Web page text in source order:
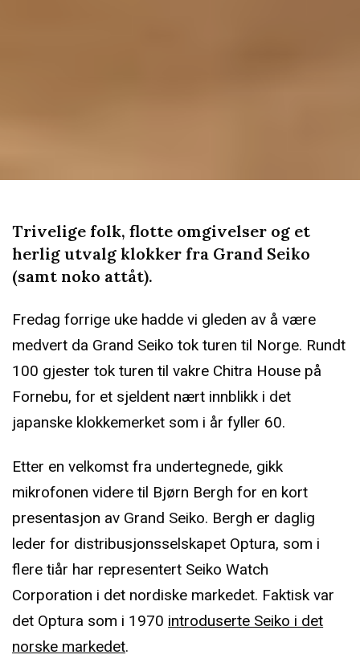
Trivelige folk, flotte omgivelser og et
herlig utvalg klokker fra Grand Seiko
(samt noko attåt).
Fredag forrige uke hadde vi gleden av å være
medvert da Grand Seiko tok turen til Norge. Rundt
100 gjester tok turen til vakre Chitra House på
Fornebu, for et sjeldent nært innblikk i det
japanske klokkemerket som i år fyller 60.
Etter en velkomst fra undertegnede, gikk
mikrofonen videre til Bjørn Bergh for en kort
presentasjon av Grand Seiko. Bergh er daglig
leder for distribusjonsselskapet Optura, som i
flere tiår har representert Seiko Watch
Corporation i det nordiske markedet. Faktisk var
det Optura som i 1970 introduserte Seiko i det
norske markedet.